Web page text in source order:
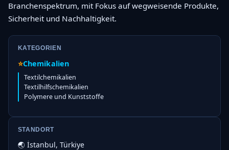
Branchenspektrum, mit Fokus auf wegweisende Produkte,
Sicherheit und Nachhaltigkeit.
KATEGORIEN
⭐Chemikalien
Textilchemikalien
Textilhilfschemikalien
Polymere und Kunststoffe
STANDORT
🌏 İstanbul, Türkiye